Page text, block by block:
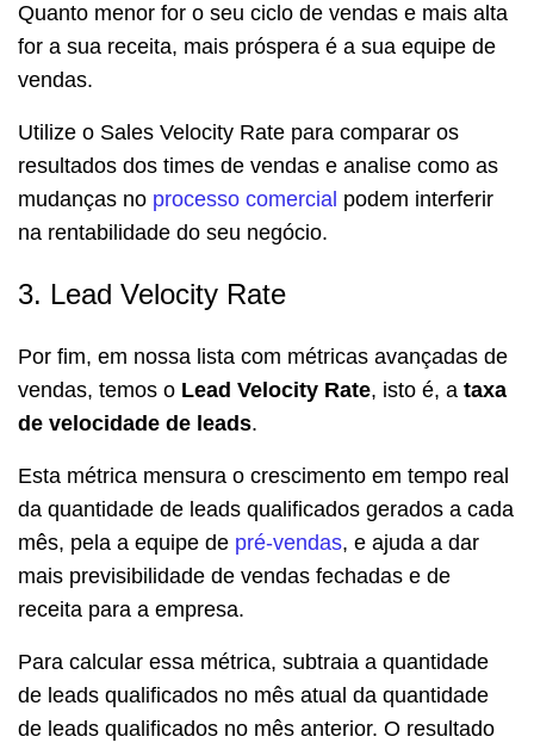
Quanto menor for o seu ciclo de vendas e mais alta
for a sua receita, mais próspera é a sua equipe de
vendas.
Utilize o Sales Velocity Rate para comparar os
resultados dos times de vendas e analise como as
mudanças no processo comercial podem interferir
na rentabilidade do seu negócio.
3. Lead Velocity Rate
Por fim, em nossa lista com métricas avançadas de
vendas, temos o Lead Velocity Rate, isto é, a taxa
de velocidade de leads.
Esta métrica mensura o crescimento em tempo real
da quantidade de leads qualificados gerados a cada
mês, pela a equipe de pré-vendas, e ajuda a dar
mais previsibilidade de vendas fechadas e de
receita para a empresa.
Para calcular essa métrica, subtraia a quantidade
de leads qualificados no mês atual da quantidade
de leads qualificados no mês anterior. O resultado